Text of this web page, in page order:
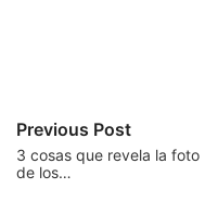
Previous Post
3 cosas que revela la foto
de los…